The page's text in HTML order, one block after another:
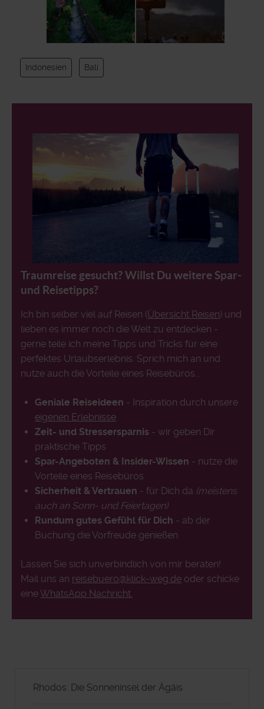
Indonesien Bali
Traumreise gesucht? Willst Du weitere Spar-
und Reisetipps?
Ich bin selber viel auf Reisen (Übersicht Reisen) und
lieben es immer noch die Welt zu entdecken -
gerne teile ich meine Tipps und Tricks für eine
perfektes Urlaubserlebnis. Sprich mich an und
nutze auch die Vorteile eines Reisebüros...
Geniale Reiseideen - Inspiration durch unsere
eigenen Erlebnisse
Zeit- und Stressersparnis - wir geben Dir
praktische Tipps
Spar-Angeboten & Insider-Wissen - nutze die
Vorteile eines Reisebüros
Sicherheit & Vertrauen - für Dich da (meistens
auch an Sonn- und Feiertagen)
Rundum gutes Gefühl für Dich - ab der
Buchung die Vorfreude genießen
Lassen Sie sich unverbindlich von mir beraten!
Mail uns an reisebuero@klick-weg.de oder schicke
eineWhatsApp Nachricht.
Rhodos: Die Sonneninsel der Ägäis